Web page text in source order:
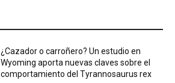
¿Cazador o carroñero? Un estudio en
Wyoming aporta nuevas claves sobre el
comportamiento del Tyrannosaurus rex